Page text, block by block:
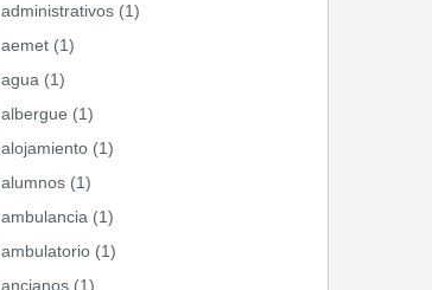
administrativos (1)
aemet (1)
agua (1)
albergue (1)
alojamiento (1)
alumnos (1)
ambulancia (1)
ambulatorio (1)
ancianos (1)